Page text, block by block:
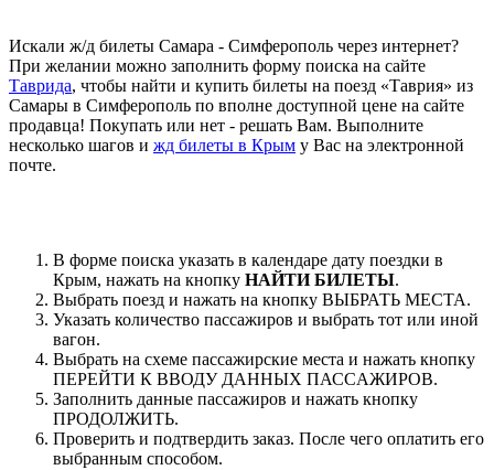
Искали ж/д билеты Самара - Симферополь через интернет?
При желании можно заполнить форму поиска на сайте
Таврида, чтобы найти и купить билеты на поезд «Таврия» из
Самары в Симферополь по вполне доступной цене на сайте
продавца! Покупать или нет - решать Вам. Выполните
несколько шагов и жд билеты в Крым у Вас на электронной
почте.
В форме поиска указать в календаре дату поездки в
Крым, нажать на кнопку НАЙТИ БИЛЕТЫ.
Выбрать поезд и нажать на кнопку ВЫБРАТЬ МЕСТА.
Указать количество пассажиров и выбрать тот или иной
вагон.
Выбрать на схеме пассажирские места и нажать кнопку
ПЕРЕЙТИ К ВВОДУ ДАННЫХ ПАСCАЖИРОВ.
Заполнить данные пассажиров и нажать кнопку
ПРОДОЛЖИТЬ.
Проверить и подтвердить заказ. После чего оплатить его
выбранным способом.